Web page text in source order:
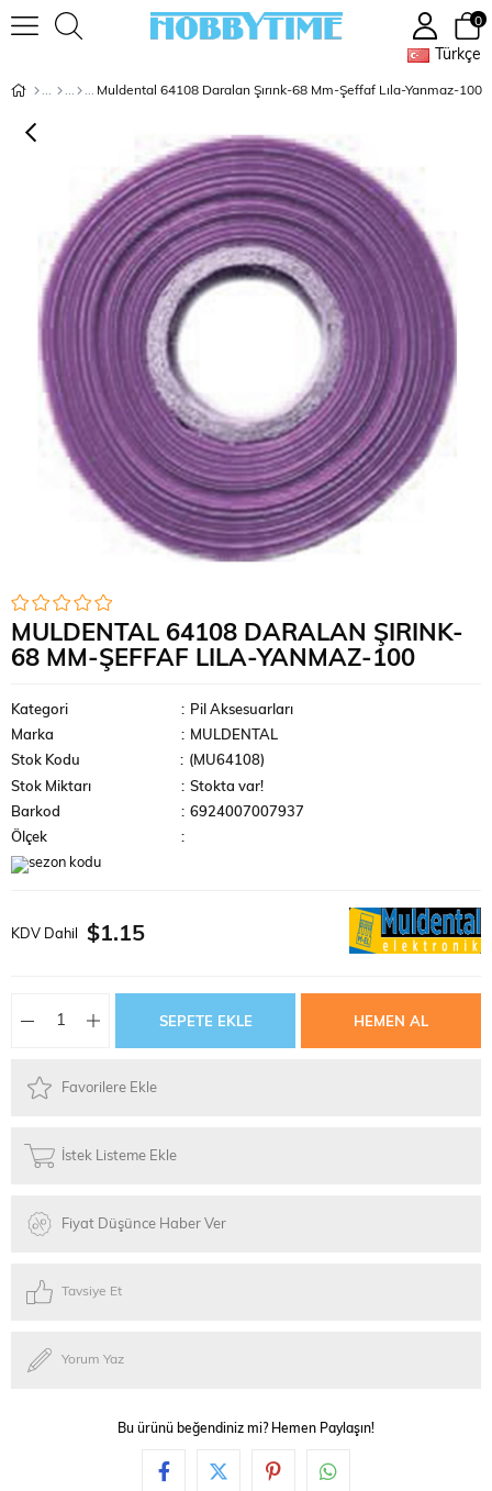
Türkçe
0
Muldental 64108 Daralan Şırınk-68 Mm-Şeffaf Lıla-Yanmaz-100
MULDENTAL 64108 DARALAN ŞIRINK-
68 MM-ŞEFFAF LILA-YANMAZ-100
Kategori : Pil Aksesuarları
Marka
: MULDENTAL
Stok Kodu
(MU64108)
Stok Miktarı
: Stokta var!
Barkod
: 6924007007937
Ölçek
:
KDV Dahil $1.15
Favorilere Ekle
İstek Listeme Ekle
Fiyat Düşünce Haber Ver
Tavsiye Et
Yorum Yaz
Bu ürünü beğendiniz mi? Hemen Paylaşın!